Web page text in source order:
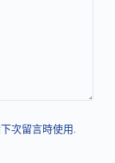
次留言時使用.